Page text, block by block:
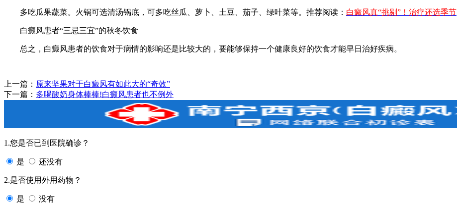
多吃瓜果蔬菜。火锅可选清汤锅底，可多吃丝瓜、萝卜、土豆、茄子、绿叶菜等。推荐阅读： 白癜风真“挑剔”！治疗还选季节
白癜风患者“三忌三宜”的秋冬饮食
总之，白癜风患者的饮食对于病情的影响还是比较大的，要能够保持一个健康良好的饮食才能早日治好疾病。
上一篇： 原来坚果对于白癜风有如此大的“奇效”
下一篇： 多喝酸奶身体棒棒!白癜风患者也不例外
1.您是否已到医院确诊？
是 还没有
2.是否使用外用药物？
是 没有